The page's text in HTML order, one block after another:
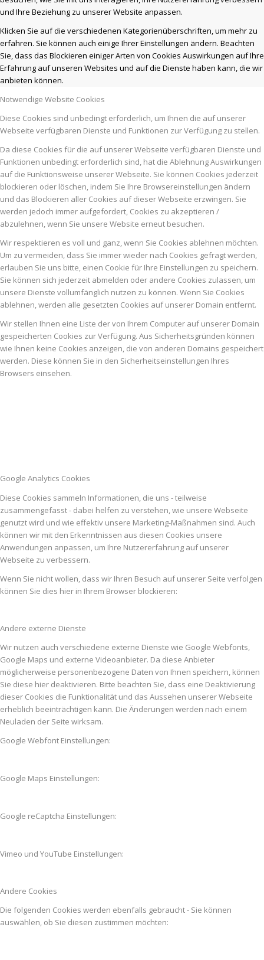
und Ihre Beziehung zu unserer Website anpassen.
Klicken Sie auf die verschiedenen Kategorienüberschriften, um mehr zu
erfahren. Sie können auch einige Ihrer Einstellungen ändern. Beachten
Sie, dass das Blockieren einiger Arten von Cookies Auswirkungen auf Ihre
Erfahrung auf unseren Websites und auf die Dienste haben kann, die wir
anbieten können.
Notwendige Website Cookies
Diese Cookies sind unbedingt erforderlich, um Ihnen die auf unserer
Webseite verfügbaren Dienste und Funktionen zur Verfügung zu stellen.
Da diese Cookies für die auf unserer Webseite verfügbaren Dienste und
Funktionen unbedingt erforderlich sind, hat die Ablehnung Auswirkungen
auf die Funktionsweise unserer Webseite. Sie können Cookies jederzeit
blockieren oder löschen, indem Sie Ihre Browsereinstellungen ändern
und das Blockieren aller Cookies auf dieser Webseite erzwingen. Sie
werden jedoch immer aufgefordert, Cookies zu akzeptieren /
abzulehnen, wenn Sie unsere Website erneut besuchen.
Wir respektieren es voll und ganz, wenn Sie Cookies ablehnen möchten.
Um zu vermeiden, dass Sie immer wieder nach Cookies gefragt werden,
erlauben Sie uns bitte, einen Cookie für Ihre Einstellungen zu speichern.
Sie können sich jederzeit abmelden oder andere Cookies zulassen, um
unsere Dienste vollumfänglich nutzen zu können. Wenn Sie Cookies
ablehnen, werden alle gesetzten Cookies auf unserer Domain entfernt.
Wir stellen Ihnen eine Liste der von Ihrem Computer auf unserer Domain
gespeicherten Cookies zur Verfügung. Aus Sicherheitsgründen können
wie Ihnen keine Cookies anzeigen, die von anderen Domains gespeichert
werden. Diese können Sie in den Sicherheitseinstellungen Ihres
Browsers einsehen.
Google Analytics Cookies
Diese Cookies sammeln Informationen, die uns - teilweise
zusammengefasst - dabei helfen zu verstehen, wie unsere Webseite
genutzt wird und wie effektiv unsere Marketing-Maßnahmen sind. Auch
können wir mit den Erkenntnissen aus diesen Cookies unsere
Anwendungen anpassen, um Ihre Nutzererfahrung auf unserer
Webseite zu verbessern.
Wenn Sie nicht wollen, dass wir Ihren Besuch auf unserer Seite verfolgen
können Sie dies hier in Ihrem Browser blockieren:
Andere externe Dienste
Wir nutzen auch verschiedene externe Dienste wie Google Webfonts,
Google Maps und externe Videoanbieter. Da diese Anbieter
möglicherweise personenbezogene Daten von Ihnen speichern, können
Sie diese hier deaktivieren. Bitte beachten Sie, dass eine Deaktivierung
dieser Cookies die Funktionalität und das Aussehen unserer Webseite
erheblich beeinträchtigen kann. Die Änderungen werden nach einem
Neuladen der Seite wirksam.
Google Webfont Einstellungen:
Google Maps Einstellungen:
Google reCaptcha Einstellungen:
Vimeo und YouTube Einstellungen:
Andere Cookies
Die folgenden Cookies werden ebenfalls gebraucht - Sie können
auswählen, ob Sie diesen zustimmen möchten: